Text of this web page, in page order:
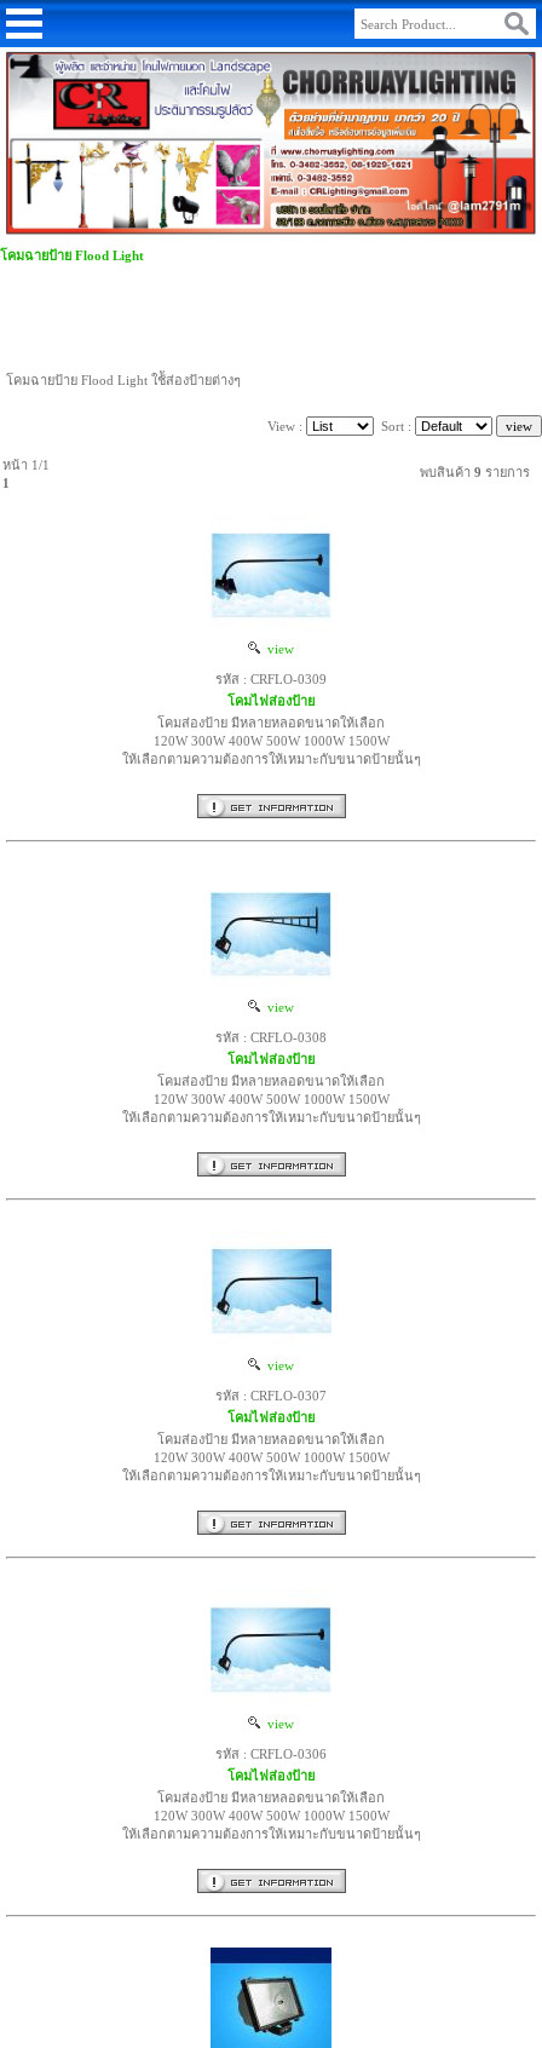
โคมฉายป้าย Flood Light
โคมฉายป้าย Flood Light ใช้ัส่องป้ายต่างๆ
View : Sort :
หน้า 1/1
1
พบสินค้า 9 รายการ
view
รหัส : CRFLO-0309
โคมไฟส่องป้าย
โคมส่องป้าย มีหลายหลอดขนาดให้เลือก
120W 300W 400W 500W 1000W 1500W
ให้เลือกตามความต้องการให้เหมาะกับขนาดป้ายนั้นๆ
view
รหัส : CRFLO-0308
โคมไฟส่องป้าย
โคมส่องป้าย มีหลายหลอดขนาดให้เลือก
120W 300W 400W 500W 1000W 1500W
ให้เลือกตามความต้องการให้เหมาะกับขนาดป้ายนั้นๆ
view
รหัส : CRFLO-0307
โคมไฟส่องป้าย
โคมส่องป้าย มีหลายหลอดขนาดให้เลือก
120W 300W 400W 500W 1000W 1500W
ให้เลือกตามความต้องการให้เหมาะกับขนาดป้ายนั้นๆ
view
รหัส : CRFLO-0306
โคมไฟส่องป้าย
โคมส่องป้าย มีหลายหลอดขนาดให้เลือก
120W 300W 400W 500W 1000W 1500W
ให้เลือกตามความต้องการให้เหมาะกับขนาดป้ายนั้นๆ